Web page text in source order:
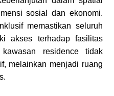
sosial dan ekonomi.
memastikan seluruh
akses terhadap fasilitas
residence tidak
melainkan menjadi ruang